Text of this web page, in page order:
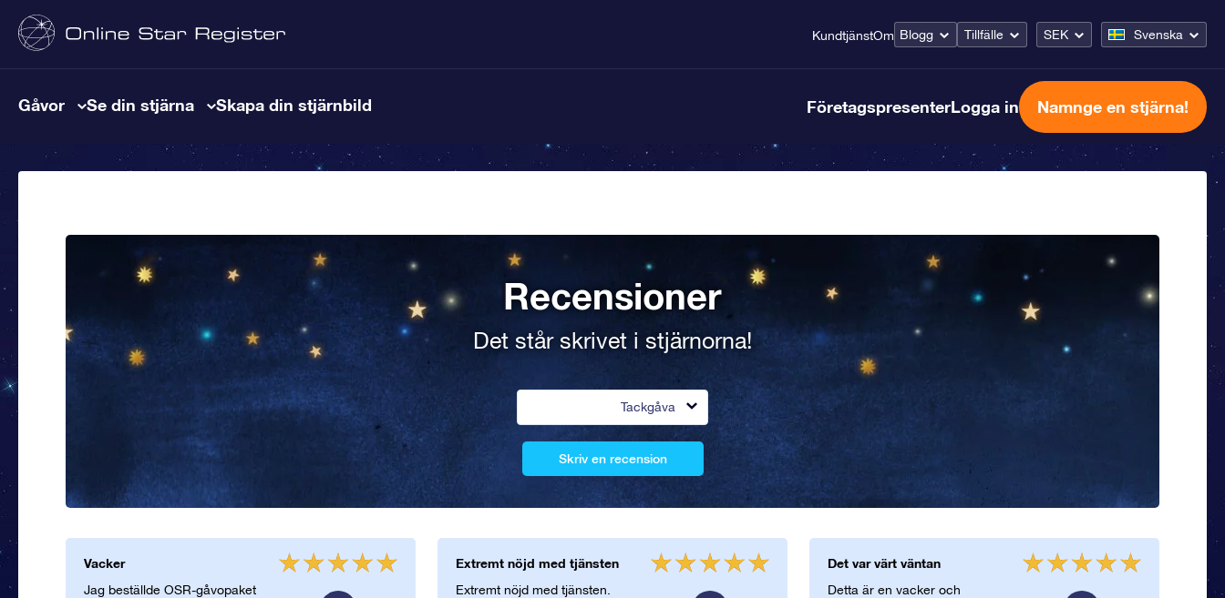
KundtjänstOm Blogg Tillfälle SEK Svenska
Gåvor Se din stjärna Skapa din stjärnbild FöretagspresenterLogga in Namnge en stjärna!
Recensioner
Det står skrivet i stjärnorna!
Tackgåva
Skriv en recension
Vacker
Jag beställde OSR-gåvopaket
Extremt nöjd med tjänsten
Extremt nöjd med tjänsten.
Det var värt väntan
Detta är en vacker och